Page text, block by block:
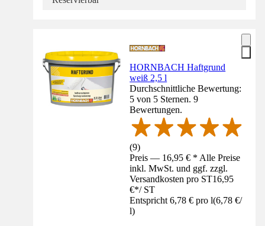
HORNBACH Haftgrund
weiß 2,5 l
Durchschnittliche Bewertung:
5 von 5 Sternen. 9
Bewertungen.
(9)
Preis — 16,95 € * Alle Preise
inkl. MwSt. und ggf. zzgl.
Versandkosten pro ST16,95
€*/ ST
Entspricht 6,78 € pro l(6,78 €/
l)